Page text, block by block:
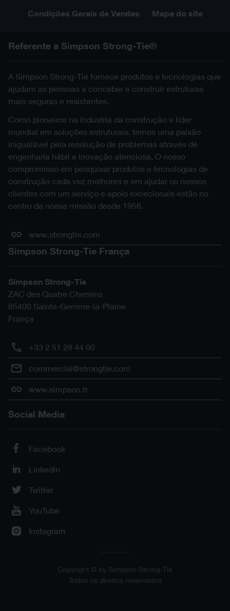
Condições Gerais de Vendas Mapa do site
Referente a Simpson Strong-Tie®
A Simpson Strong-Tie fornece produtos e tecnologias que
ajudam as pessoas a conceber e construir estruturas
mais seguras e resistentes.
Como pioneiros na indústria da construção e líder
mundial em soluções estruturais, temos uma paixão
inigualável pela resolução de problemas através de
engenharia hábil e inovação atenciosa. O nosso
compromisso em pesquisar produtos e tecnologias de
construção cada vez melhores e em ajudar os nossos
clientes com um serviço e apoio excecionais estão no
centro da nossa missão desde 1956.
www.strongtie.com
Simpson Strong-Tie França
Simpson Strong-Tie
ZAC des Quatre Chemins
85400 Sainte-Gemme-la-Plaine
França
+33 2 51 28 44 00
commercial@strongtie.com
www.simpson.fr
Social Media
Facebook
Linkedin
Twitter
YouTube
Instagram
Copyright © by Simpson Strong-Tie
Todos os direitos reservados